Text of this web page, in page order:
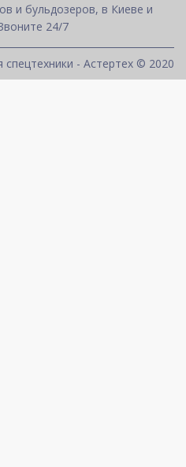
и бульдозеров, в Киеве и
24/7
спецтехники - Астертех © 2020